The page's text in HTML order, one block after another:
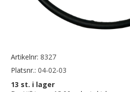
Artikelnr: 8327
Platsnr.: 04-02-03
13 st. i lager